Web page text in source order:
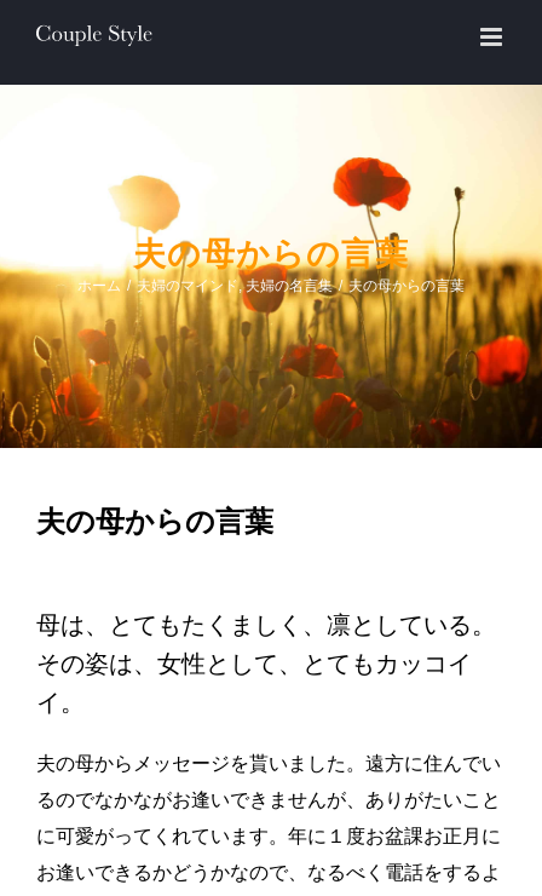
content
夫の母からの言葉
ホーム / 夫婦のマインド,夫婦の名言集 / 夫の母からの言葉
夫の母からの言葉
母は、とてもたくましく、凛としている。
その姿は、女性として、とてもカッコイ
イ。
夫の母からメッセージを貰いました。遠方に住んでい
るのでなかながお逢いできませんが、ありがたいこと
に可愛がってくれています。年に１度お盆課お正月に
お逢いできるかどうかなので、なるべく電話をするよ